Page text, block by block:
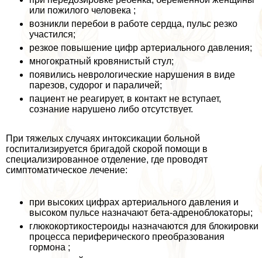
или пожилого человека ;
возникли перебои в работе сердца, пульс резко
участился;
резкое повышение цифр артериального давления;
многократный кровянистый стул;
появились неврологические нарушения в виде
парезов, судорог и параличей;
пациент не реагирует, в контакт не вступает,
сознание нарушено либо отсутствует.
При тяжелых случаях интоксикации больной
госпитализируется бригадой скорой помощи в
специализированное отделение, где проводят
симптоматическое лечение:
при высоких цифрах артериального давления и
высоком пульсе назначают бета-адреноблокаторы;
глюкокортикостероиды назначаются для блокировки
процесса периферического преобразования
гормона ;